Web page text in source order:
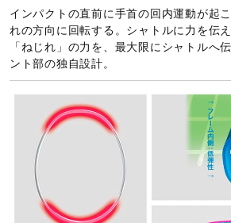
インパクトの直前に手首の回内運動が起
れの方向に回転する。シャトルに力を伝
「ねじれ」の力を、最大限にシャトルへ
ント部の独自設計。